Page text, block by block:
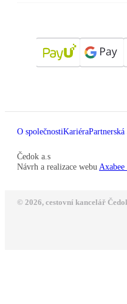
O společnostiKariéraPartnerská
Čedok a.s
Návrh a realizace webu Axabee
© 2026, cestovní kancelář